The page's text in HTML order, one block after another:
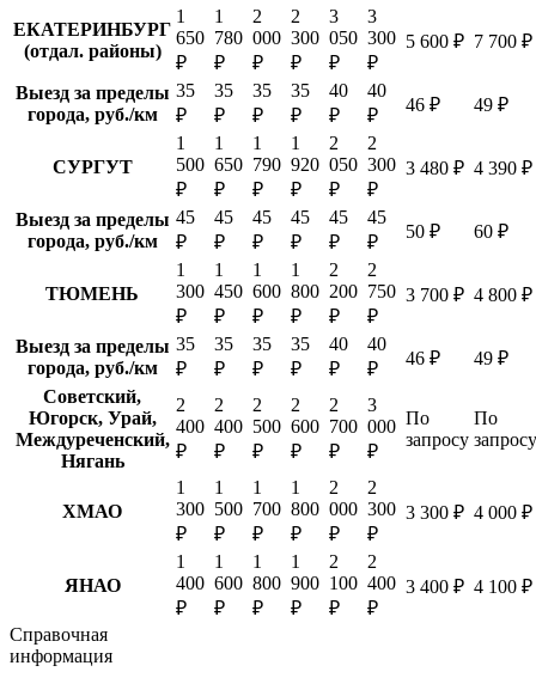
ЕКАТЕРИНБУРГ
(отдал. районы)
1
650
₽
1
780
₽
2
000
₽
2
300
₽
3
050
₽
3
300
₽
5 600 ₽ 7 700 ₽
Выезд за пределы
города, руб./км
35
₽
35
₽
35
₽
35
₽
40
₽
40
₽
46 ₽ 49 ₽
СУРГУТ
1
500
₽
1
650
₽
1
790
₽
1
920
₽
2
050
₽
2
300
₽
3 480 ₽ 4 390 ₽
Выезд за пределы
города, руб./км
45
₽
45
₽
45
₽
45
₽
45
₽
45
₽
50 ₽ 60 ₽
ТЮМЕНЬ
1
300
₽
1
450
₽
1
600
₽
1
800
₽
2
200
₽
2
750
₽
3 700 ₽ 4 800 ₽
Выезд за пределы
города, руб./км
35
₽
35
₽
35
₽
35
₽
40
₽
40
₽
46 ₽
49 ₽
Советский,
Югорск, Урай,
Междуреченский,
Нягань
2
400
₽
2
400
₽
2
500
₽
2
600
₽
2
700
₽
3
000
₽
По
запросу
По
запросу
ХМАО
1
300
₽
1
500
₽
1
700
₽
1
800
₽
2
000
₽
2
300
₽
3 300 ₽ 4 000 ₽
ЯНАО
1
400
₽
1
600
₽
1
800
₽
1
900
₽
2
100
₽
2
400
₽
3 400 ₽ 4 100 ₽
Справочная
информация